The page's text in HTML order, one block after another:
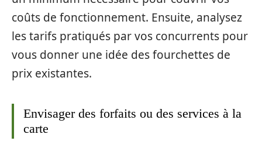
coûts de fonctionnement. Ensuite, analysez
les tarifs pratiqués par vos concurrents pour
vous donner une idée des fourchettes de
prix existantes.
Envisager des forfaits ou des services à la
carte